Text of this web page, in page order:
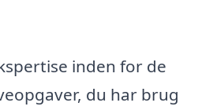
inden for de
du har brug